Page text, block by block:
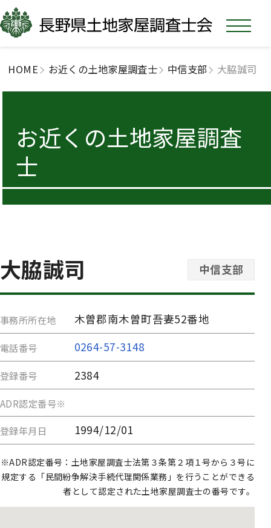
HOME お近くの土地家屋調査士 中信支部 大脇誠司
お近くの土地家屋調査
士
大脇誠司 中信支部
事務所所在地 木曽郡南木曽町吾妻52番地
電話番号 0264-57-3148
登録番号 2384
ADR認定番号※
登録年月日 1994/12/01
※ADR認定番号：土地家屋調査士法第３条第２項１号から３号に
規定する「民間紛争解決手続代理関係業務」を行うことができる
者として認定された土地家屋調査士の番号です。